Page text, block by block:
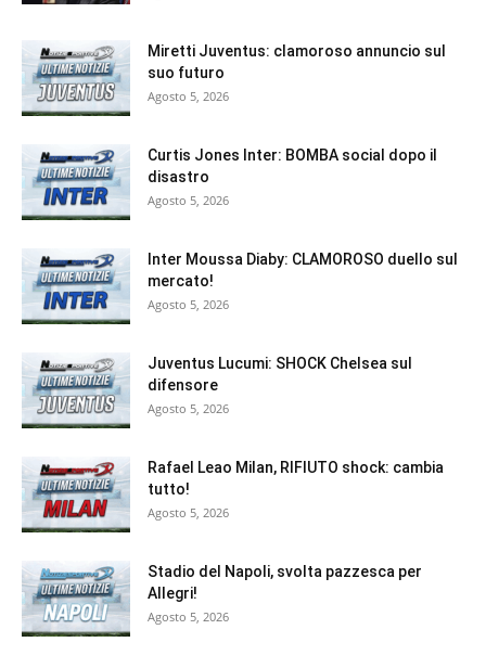
Miretti Juventus: clamoroso annuncio sul
suo futuro
Agosto 5, 2026
Curtis Jones Inter: BOMBA social dopo il
disastro
Agosto 5, 2026
Inter Moussa Diaby: CLAMOROSO duello sul
mercato!
Agosto 5, 2026
Juventus Lucumi: SHOCK Chelsea sul
difensore
Agosto 5, 2026
Rafael Leao Milan, RIFIUTO shock: cambia
tutto!
Agosto 5, 2026
Stadio del Napoli, svolta pazzesca per
Allegri!
Agosto 5, 2026